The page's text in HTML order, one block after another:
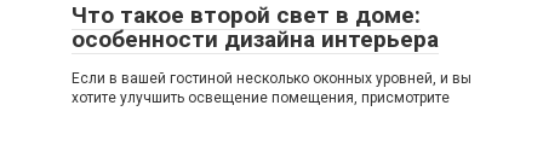
Что такое второй свет в доме:
особенности дизайна интерьера
Если в вашей гостиной несколько оконных уровней, и вы
хотите улучшить освещение помещения, присмотрите